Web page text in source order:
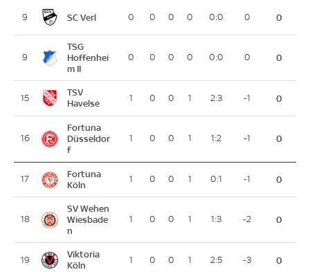
9 SC Verl 0 0 0 0 0:0 0 0
9
TSG
Hoffenhei
m II
0 0 0 0 0:0 0 0
15
TSV
Havelse
1 0 0 1 2:3 -1 0
16
Fortuna
Düsseldor
f
1 0 0 1 1:2 -1 0
17
Fortuna
Köln
1 0 0 1 0:1 -1 0
18
SV Wehen
Wiesbade
n
1 0 0 1 1:3 -2 0
19
Viktoria
Köln
1 0 0 1 2:5 -3 0